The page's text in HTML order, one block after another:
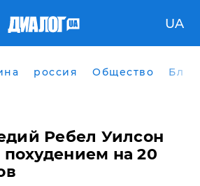
UA
россия Общество
Ребел Уилсон
на 20